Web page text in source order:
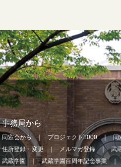
事務局から
同窓会から プロジェクト1000 同
住所登録・変更
メルマガ登録 武
武蔵学園
武蔵学園百周年記念事業